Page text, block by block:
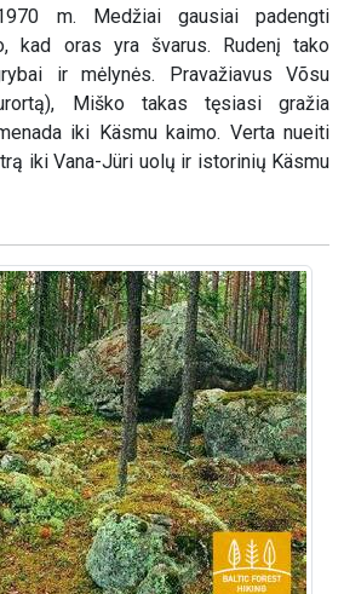
m. Medžiai gausiai padengti
kad oras yra švarus. Rudenį tako
ir mėlynės. Pravažiavus Võsu
Miško takas tęsiasi gražia
iki Käsmu kaimo. Verta nueiti
iki Vana-Jüri uolų ir istorinių Käsmu